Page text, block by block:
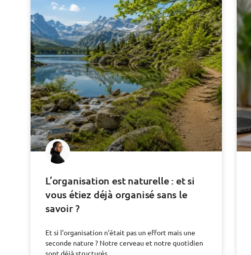
L’organisation est naturelle : et si
vous étiez déjà organisé sans le
savoir ?
Et si l’organisation n’était pas un effort mais une
seconde nature ? Notre cerveau et notre quotidien
sont déjà structurés.